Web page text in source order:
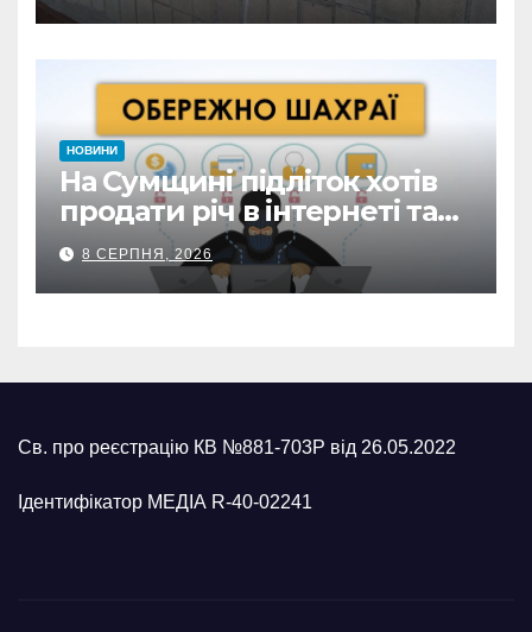
НОВИНИ
На Сумщині підліток хотів
продати річ в інтернеті та
втратив 39,2 тис. грн з
карток матері
8 СЕРПНЯ, 2026
Св. про реєстрацію КВ №881-703Р від 26.05.2022
Ідентифікатор МЕДІА R-40-02241